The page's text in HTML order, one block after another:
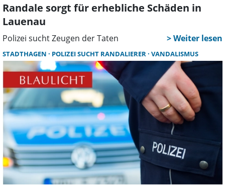
Randale sorgt für erhebliche Schäden in
Lauenau
Polizei sucht Zeugen der Taten
STADTHAGEN POLIZEI SUCHT RANDALIERER VANDALISMUS